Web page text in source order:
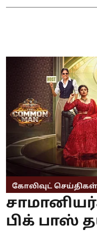
கோலிவுட் செய்திகள்
பிக் பாஸ்